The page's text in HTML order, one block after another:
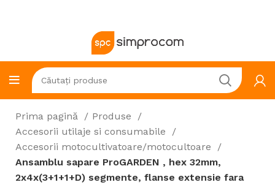
Prima pagină
Produse
Accesorii utilaje si consumabile
Accesorii motocultivatoare/motocultoare
Ansamblu sapare ProGARDEN , hex 32mm,
2x4x(3+1+1+D) segmente, flanse extensie fara